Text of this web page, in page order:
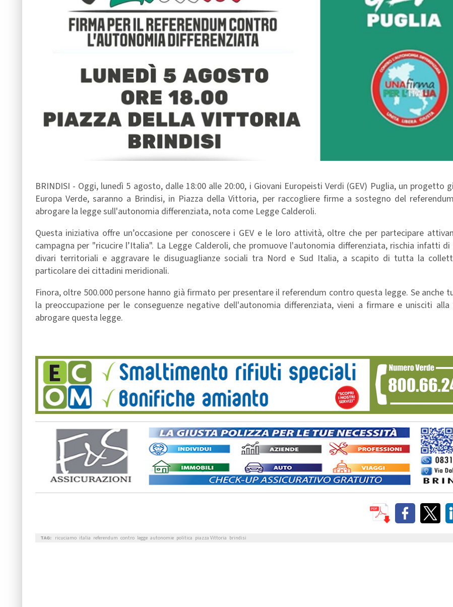
BRINDISI - Oggi, lunedì 5 agosto, dalle 18:00 alle 20:00, i Giovani Europeisti Verdi (GEV) Puglia, un progetto
Europa Verde, saranno a Brindisi, in Piazza della Vittoria, per raccogliere firme a sostegno del
abrogare la legge sull'autonomia differenziata, nota come Legge Calderoli.
Questa iniziativa offre un’occasione per conoscere i GEV e le loro attività, oltre che per partecipare
campagna per "ricucire l’Italia". La Legge Calderoli, che promuove l'autonomia differenziata, rischia infatti di
divari territoriali e aggravare le disuguaglianze sociali tra Nord e Sud Italia, a scapito di tutta la
particolare dei cittadini meridionali.
Finora, oltre 500.000 persone hanno già firmato per presentare il referendum contro questa legge. Se anche
la preoccupazione per le conseguenze negative dell'autonomia differenziata, vieni a firmare e unisciti alla
abrogare questa legge.
TAG: ricuciamo italia referendum contro legge autonomie politica piazza Vittoria brindisi